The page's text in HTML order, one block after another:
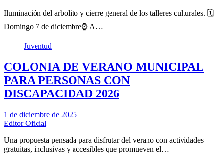
Iluminación del arbolito y cierre general de los talleres culturales. 🗓️
Domingo 7 de diciembre⌚ A…
Juventud
COLONIA DE VERANO MUNICIPAL
PARA PERSONAS CON
DISCAPACIDAD 2026
1 de diciembre de 2025
Editor Oficial
Una propuesta pensada para disfrutar del verano con actividades
gratuitas, inclusivas y accesibles que promueven el…